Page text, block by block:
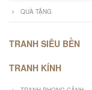
QUÀ TẶNG
TRANH SIÊU BỀN
TRANH KÍNH